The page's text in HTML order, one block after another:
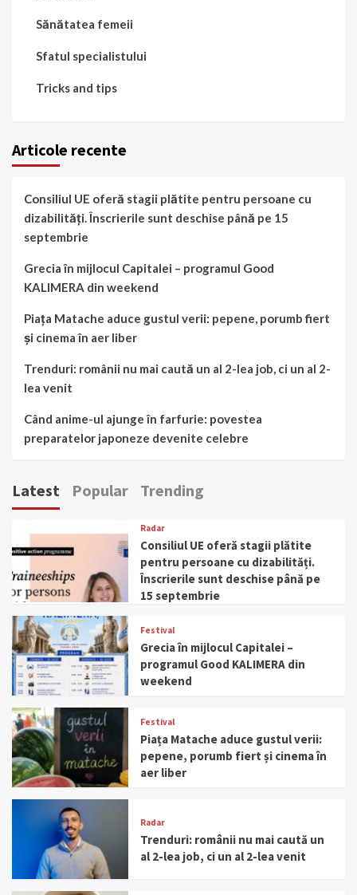
Sănătatea femeii
Sfatul specialistului
Tricks and tips
Articole recente
Consiliul UE oferă stagii plătite pentru persoane cu
dizabilități. Înscrierile sunt deschise până pe 15
septembrie
Grecia în mijlocul Capitalei – programul Good
KALIMERA din weekend
Piața Matache aduce gustul verii: pepene, porumb fiert
și cinema în aer liber
Trenduri: românii nu mai caută un al 2-lea job, ci un al 2-
lea venit
Când anime-ul ajunge în farfurie: povestea
preparatelor japoneze devenite celebre
Latest Popular Trending
Radar
Consiliul UE oferă stagii plătite
pentru persoane cu dizabilități.
Înscrierile sunt deschise până pe
15 septembrie
Festival
Grecia în mijlocul Capitalei –
programul Good KALIMERA din
weekend
Festival
Piața Matache aduce gustul verii:
pepene, porumb fiert și cinema în
aer liber
Radar
Trenduri: românii nu mai caută un
al 2-lea job, ci un al 2-lea venit